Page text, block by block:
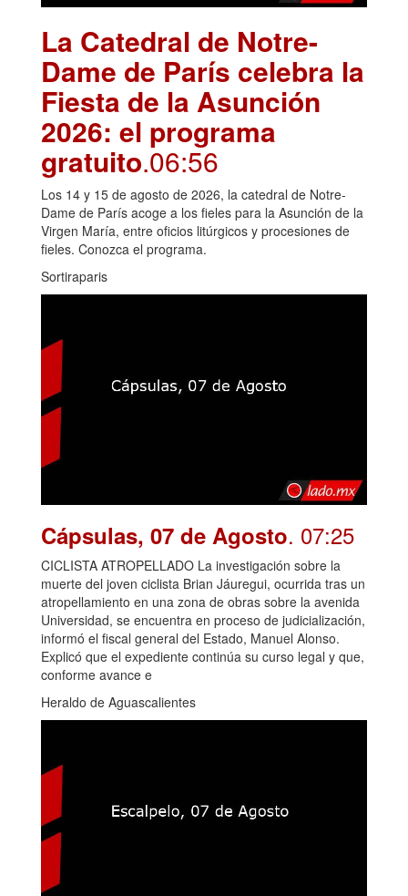
La Catedral de Notre-
Dame de París celebra la
Fiesta de la Asunción
2026: el programa
gratuito.06:56
Los 14 y 15 de agosto de 2026, la catedral de Notre-
Dame de París acoge a los fieles para la Asunción de la
Virgen María, entre oficios litúrgicos y procesiones de
fieles. Conozca el programa.
Sortiraparis
Cápsulas, 07 de Agosto. 07:25
CICLISTA ATROPELLADO La investigación sobre la
muerte del joven ciclista Brian Jáuregui, ocurrida tras un
atropellamiento en una zona de obras sobre la avenida
Universidad, se encuentra en proceso de judicialización,
informó el fiscal general del Estado, Manuel Alonso.
Explicó que el expediente continúa su curso legal y que,
conforme avance e
Heraldo de Aguascalientes